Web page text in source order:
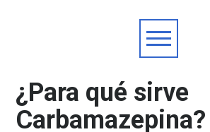
¿Para qué sirve
Carbamazepina?